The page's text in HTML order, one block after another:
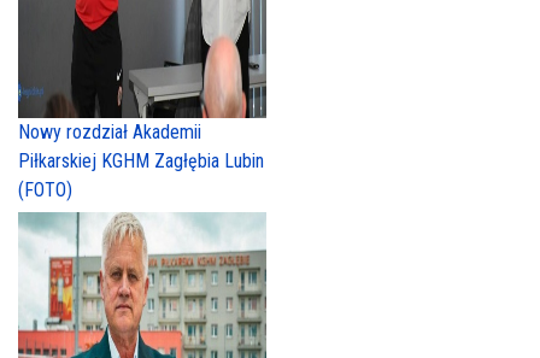
Nowy rozdział Akademii
Piłkarskiej KGHM Zagłębia Lubin
(FOTO)